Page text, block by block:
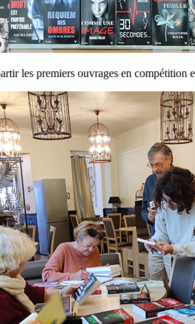
les premiers ouvrages en compétition